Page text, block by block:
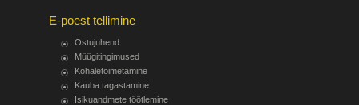
E-poest tellimine
Ostujuhend
Müügitingimused
Kohaletoimetamine
Kauba tagastamine
Isikuandmete töötlemine